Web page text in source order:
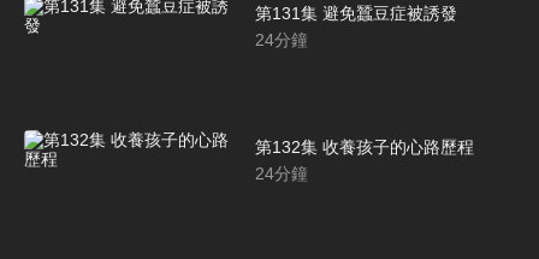
第131集 避免蠶豆症被誘發
24分鐘
第132集 收養孩子的心路歷程
24分鐘